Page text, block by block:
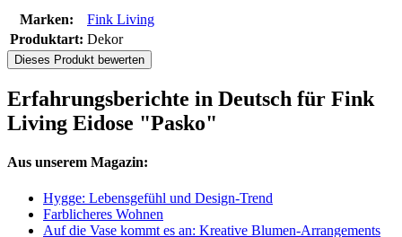
Marken:
Fink Living
Produktart: Dekor
Dieses Produkt bewerten
Erfahrungsberichte in Deutsch für Fink
Living Eidose "Pasko"
Aus unserem Magazin:
Hygge: Lebensgefühl und Design-Trend
Farblicheres Wohnen
Auf die Vase kommt es an: Kreative Blumen-Arrangements